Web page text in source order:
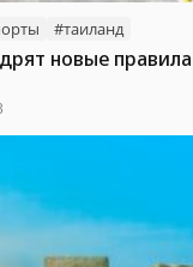
#таиланд
новые